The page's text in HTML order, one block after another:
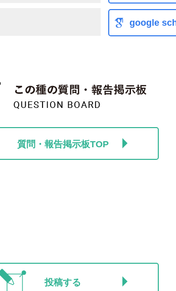
google
質問・報告掲示板TOP
投稿する